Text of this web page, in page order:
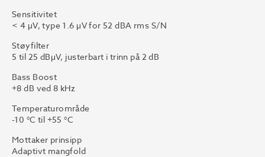
Sensitivitet
< 4 μV, type 1.6 μV for 52 dBA rms S/N
Støyfilter
5 til 25 dBμV, justerbart i trinn på 2 dB
Bass Boost
+8 dB ved 8 kHz
Temperaturområde
-10 °C til +55 °C
Mottaker prinsipp
Adaptivt mangfold